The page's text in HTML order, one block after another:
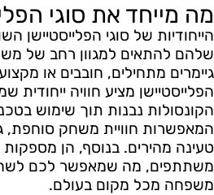
מה מייחד את סוגי
הייחודיות של סוגי הפלייסטיישן
שלהם להתאים למגוון רחב של
גיימרים מתחילים, חובבים או
הפלייסטיישן מציע חוויה ייחודית
הקונסולות נבנות תוך שימוש
המאפשרות חוויית משחק סוחפת,
טעינה מהירים. בנוסף, הן
משתתפים, מה שמאפשר לכם
משפחה מכל מקום בעולם.